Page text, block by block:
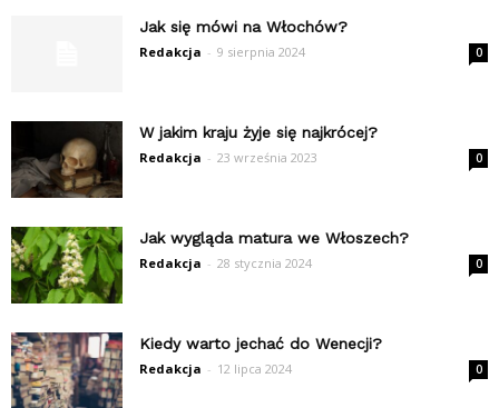
Jak się mówi na Włochów?
Redakcja - 9 sierpnia 2024 0
W jakim kraju żyje się najkrócej?
Redakcja - 23 września 2023 0
Jak wygląda matura we Włoszech?
Redakcja - 28 stycznia 2024 0
Kiedy warto jechać do Wenecji?
Redakcja - 12 lipca 2024 0